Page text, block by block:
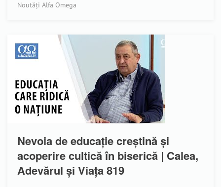
Noutăți Alfa Omega
Nevoia de educație creștină și
acoperire cultică în biserică | Calea,
Adevărul și Viața 819